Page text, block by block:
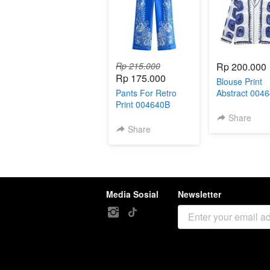
Rp 215.000
Rp 175.000
Pants For Retro
Print 004640B
Share
Rp 200.000
Blouse Print
Abstract
Share
Media Sosial
Newsletter